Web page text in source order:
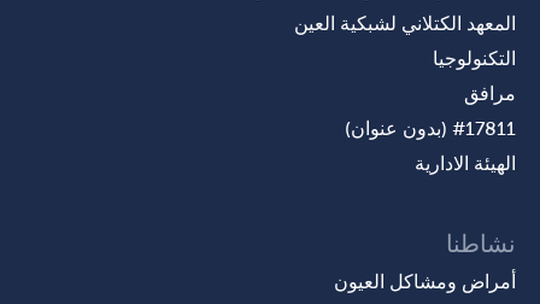
المعهد الكتلاني لشبكية العين
التكنولوجيا
مرافق
#17811 (بدون عنوان)
الهيئة الادارية
نشاطنا
أمراض ومشاكل العيون